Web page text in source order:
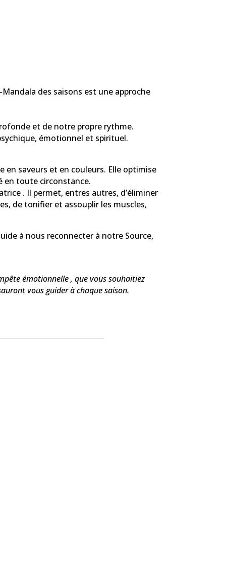
des saisons est une approche
et de notre propre rythme.
émotionnel et spirituel.
saveurs et en couleurs. Elle optimise
en toute circonstance.
. Il permet, entres autres, d’éliminer
de tonifier et assouplir les muscles,
à nous reconnecter à notre Source,
émotionnelle , que vous souhaitiez
vous guider à chaque saison.